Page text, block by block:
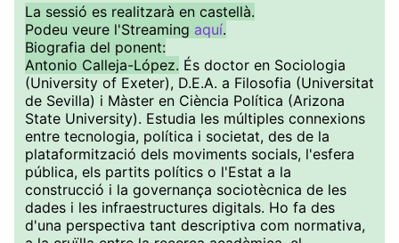
La sessió es realitzarà en castellà.
Podeu veure l'Streaming aquí.
Biografia del ponent:
Antonio Calleja-López. És doctor en Sociologia
(University of Exeter), D.E.A. a Filosofia (Universitat
de Sevilla) i Màster en Ciència Política (Arizona
State University). Estudia les múltiples connexions
entre tecnologia, política i societat, des de la
plataformització dels moviments socials, l'esfera
pública, els partits polítics o l'Estat a la
construcció i la governança sociotècnica de les
dades i les infraestructures digitals. Ho fa des
d'una perspectiva tant descriptiva com normativa,